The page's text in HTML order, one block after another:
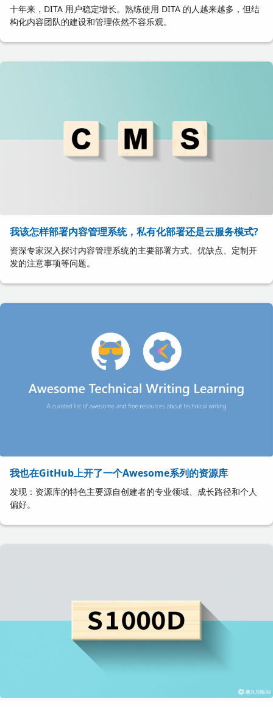
十年来，DITA 用户稳定增长。熟练使用 DITA 的人越来越多，但结
构化内容团队的建设和管理依然不容乐观。
我该怎样部署内容管理系统，私有化部署还是云服务模式?
资深专家深入探讨内容管理系统的主要部署方式、优缺点、定制开
发的注意事项等问题。
我也在GitHub上开了一个Awesome系列的资源库
发现：资源库的特色主要源自创建者的专业领域、成长路径和个人
偏好。